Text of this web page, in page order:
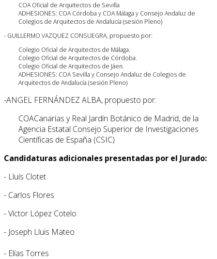
COA Oficial de Arquitectos de Sevilla
ADHESIONES: COA Córdoba y COA Málaga y Consejo Andaluz de
Colegios de Arquitectos de Andalucía (sesión Pleno)
- GUILLERMO VAZQUEZ CONSUEGRA, propuesto por:
Colegio Oficial de Arquitectos de Málaga.
Colegio Oficial de Arquitectos de Córdoba.
Colegio Oficial de Arquitectos de Jáen.
ADHESIONES: COA Sevilla y Consejo Andaluz de Colegios de
Arquitectos de Andalucía (sesión Pleno)
-ANGEL FERNÁNDEZ ALBA, propuesto por:
COACanarias y Real Jardín Botánico de Madrid, de la
Agencia Estatal Consejo Superior de Investigaciones
Científicas de España (CSIC)
Candidaturas adicionales presentadas por el Jurado:
- Lluís Clotet
- Carlos Flores
- Víctor López Cotelo
- Joseph Lluis Mateo
- Elías Torres